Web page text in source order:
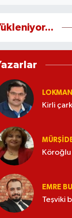
Kirli
Köroğlu
EMRE
Teşviki